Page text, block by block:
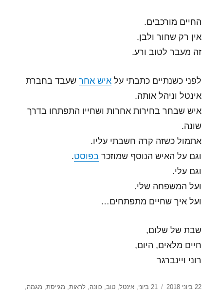
החיים מורכבים.
אין רק שחור ולבן.
זה מעבר לטוב ורע.
לפני כשנתיים כתבתי עלאיש אחר שעבד בחברת
אינטל וניהל אותה.
איש שבחר בחירות אחרות ושחייו התפתחו בדרך
שונה.
אתמול כשזה קרה חשבתי עליו.
וגם על האיש הנוסף שמוזכרבפוסט.
וגם עלי.
ועל המשפחה שלי.
ועל איך שחיים מתפתחים…
שבת של שלום,
חיים מלאים, היום,
רוני ויינברגר
פורסם
22 ביוני 2018 תגיות
21 ביוני ,אינטל,טוב, כוונה,לראות, מגייסת, מגמה,